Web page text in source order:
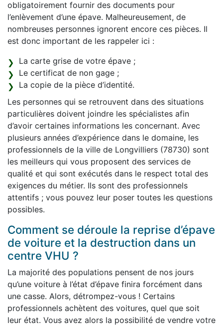
obligatoirement fournir des documents pour
l’enlèvement d’une épave. Malheureusement, de
nombreuses personnes ignorent encore ces pièces. Il
est donc important de les rappeler ici :
La carte grise de votre épave ;
Le certificat de non gage ;
La copie de la pièce d’identité.
Les personnes qui se retrouvent dans des situations
particulières doivent joindre les spécialistes afin
d’avoir certaines informations les concernant. Avec
plusieurs années d’expérience dans le domaine, les
professionnels de la ville de Longvilliers (78730) sont
les meilleurs qui vous proposent des services de
qualité et qui sont exécutés dans le respect total des
exigences du métier. Ils sont des professionnels
attentifs ; vous pouvez leur poser toutes les questions
possibles.
Comment se déroule la reprise d’épave
de voiture et la destruction dans un
centre VHU ?
La majorité des populations pensent de nos jours
qu’une voiture à l’état d’épave finira forcément dans
une casse. Alors, détrompez-vous ! Certains
professionnels achètent des voitures, quel que soit
leur état. Vous avez alors la possibilité de vendre votre